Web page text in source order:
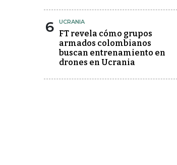
6 UCRANIA
FT revela cómo grupos
armados colombianos
buscan entrenamiento en
drones en Ucrania